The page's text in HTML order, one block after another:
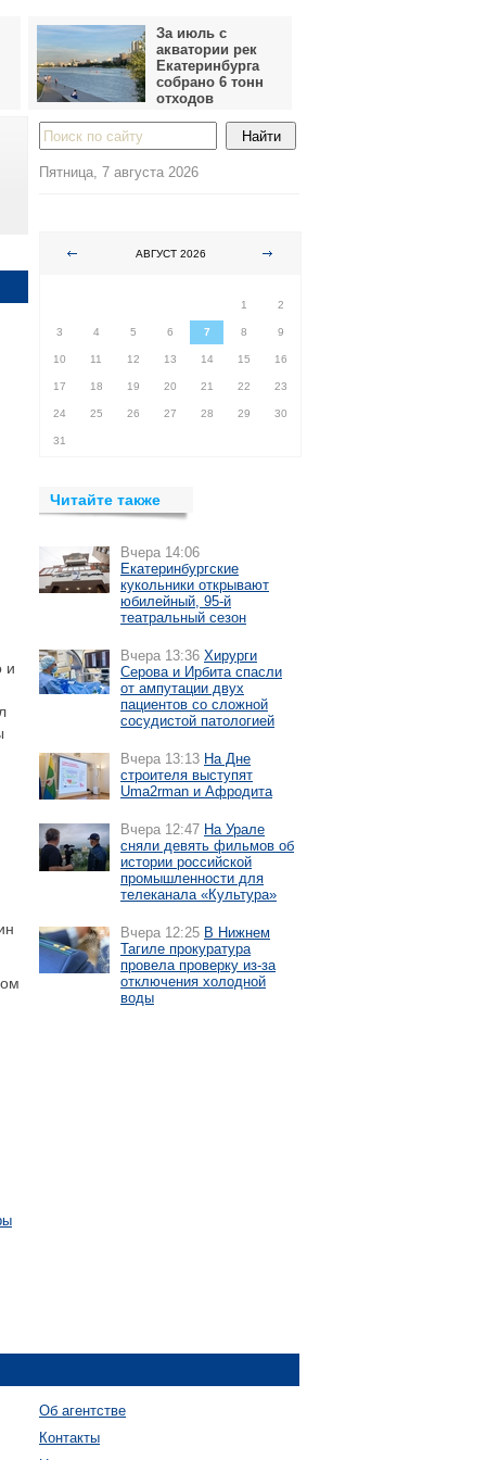
За июль с
акватории рек
Екатеринбурга
собрано 6 тонн
отходов
и
Пятница, 7 августа 2026
АВГУСТ 2026
1
2
3 4 5 6 7 8 9
10 11 12 13 14 15 16
17 18 19 20 21 22 23
24 25 26 27 28 29 30
31
Читайте также
Вчера 14:06
Екатеринбургские
кукольники открывают
юбилейный, 95-й
театральный сезон
Вчера 13:36 Хирурги
Серова и Ирбита спасли
от ампутации двух
пациентов со сложной
сосудистой патологией
Вчера 13:13 На Дне
строителя выступят
Uma2rman и Афродита
Вчера 12:47 На Урале
сняли девять фильмов об
истории российской
промышленности для
телеканала «Культура»
Вчера 12:25 В Нижнем
Тагиле прокуратура
провела проверку из-за
отключения холодной
воды
Об агентстве
Контакты